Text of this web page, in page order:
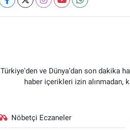
Türkiye'den ve Dünya’dan son dakika
haber içerikleri izin alınmadan,
Nöbetçi Eczaneler